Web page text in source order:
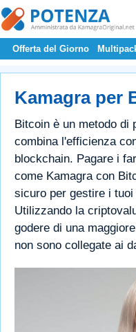
Offerta del Giorno
Kamagra per
Bitcoin è un metodo di
combina l'efficienza
blockchain. Pagare i
come Kamagra con
sicuro per gestire i
Utilizzando la
godere di una
non sono collegate ai